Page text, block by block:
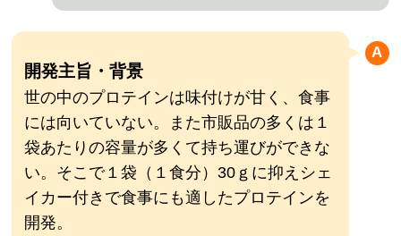
開発主旨・背景
世の中のプロテインは味付けが甘く、食事
には向いていない。また市販品の多くは１
袋あたりの容量が多くて持ち運びができな
い。そこで１袋（１食分）30ｇに抑えシェ
イカー付きで食事にも適したプロテインを
開発。